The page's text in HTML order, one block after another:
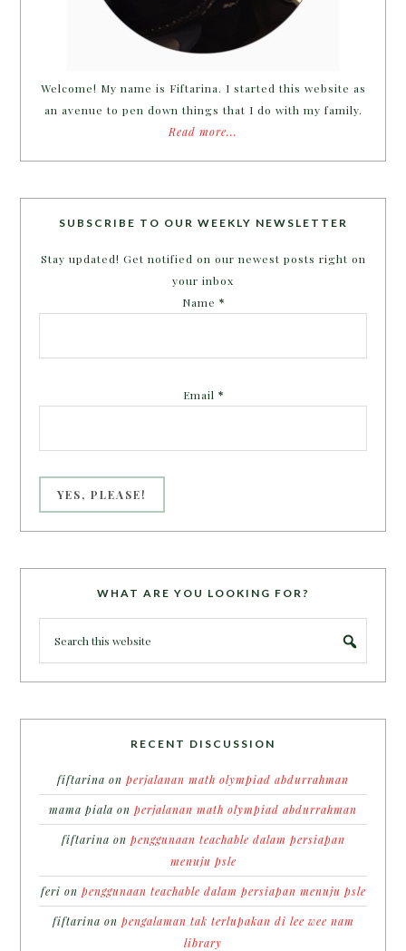
Welcome! My name is Fiftarina. I started this website as
an avenue to pen down things that I do with my family.
Read more...
SUBSCRIBE TO OUR WEEKLY NEWSLETTER
Stay updated! Get notified on our newest posts right on
your inbox
Name *
Email *
WHAT ARE YOU LOOKING FOR?
RECENT DISCUSSION
fiftarina on perjalanan math olympiad abdurrahman
mama piala on perjalanan math olympiad abdurrahman
fiftarina on penggunaan teachable dalam persiapan
menuju psle
feri on penggunaan teachable dalam persiapan menuju psle
fiftarina on pengalaman tak terlupakan di lee wee nam
library